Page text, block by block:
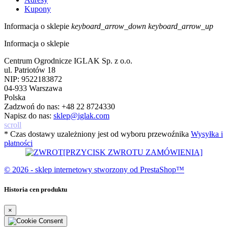
Kupony
Informacja o sklepie keyboard_arrow_down keyboard_arrow_up
Informacja o sklepie
Centrum Ogrodnicze IGLAK Sp. z o.o.
ul. Patriotów 18
NIP: 9522183872
04-933 Warszawa
Polska
Zadzwoń do nas: +48 22 8724330
Napisz do nas: sklep@iglak.com
scroll
* Czas dostawy uzależniony jest od wyboru przewoźnika Wysyłka i
płatności
[PRZYCISK ZWROTU ZAMÓWIENIA]
© 2026 - sklep internetowy stworzony od PrestaShop™
Historia cen produktu
×